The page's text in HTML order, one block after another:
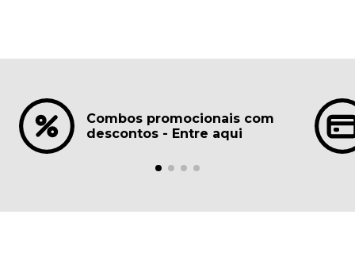
Combos promocionais com
descontos - Entre aqui